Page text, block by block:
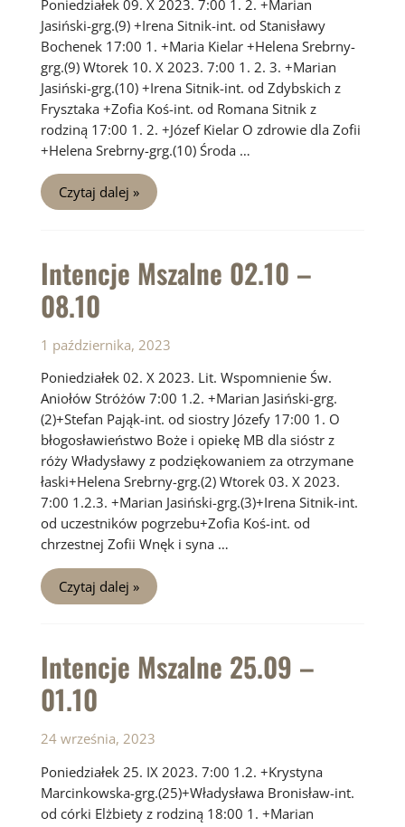
Poniedziałek 09. X 2023. 7:00 1. 2. +Marian
Jasiński-grg.(9) +Irena Sitnik-int. od Stanisławy
Bochenek 17:00 1. +Maria Kielar +Helena Srebrny-
grg.(9) Wtorek 10. X 2023. 7:00 1. 2. 3. +Marian
Jasiński-grg.(10) +Irena Sitnik-int. od Zdybskich z
Frysztaka +Zofia Koś-int. od Romana Sitnik z
rodziną 17:00 1. 2. +Józef Kielar O zdrowie dla Zofii
+Helena Srebrny-grg.(10) Środa …
Intencje
Mszalne
09.10
Czytaj dalej »
Intencje Mszalne 02.10 –
08.10
1 października, 2023
Poniedziałek 02. X 2023. Lit. Wspomnienie Św.
Aniołów Stróżów 7:00 1.2. +Marian Jasiński-grg.
(2)+Stefan Pająk-int. od siostry Józefy 17:00 1. O
błogosławieństwo Boże i opiekę MB dla sióstr z
róży Władysławy z podziękowaniem za otrzymane
łaski+Helena Srebrny-grg.(2) Wtorek 03. X 2023.
7:00 1.2.3. +Marian Jasiński-grg.(3)+Irena Sitnik-int.
od uczestników pogrzebu+Zofia Koś-int. od
chrzestnej Zofii Wnęk i syna …
Intencje
Mszalne
02.10
Czytaj dalej »
Intencje Mszalne 25.09 –
01.10
24 września, 2023
Poniedziałek 25. IX 2023. 7:00 1.2. +Krystyna
Marcinkowska-grg.(25)+Władysława Bronisław-int.
od córki Elżbiety z rodziną 18:00 1. +Marian